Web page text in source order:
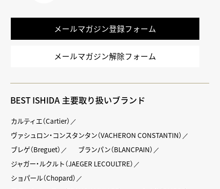
メールマガジン登録フォーム
メールマガジン解除フォーム
BEST ISHIDA 主要取り扱いブランド
カルティエ（Cartier）
ヴァシュロン・コンスタンタン（VACHERON CONSTANTIN）
ブレゲ（Breguet）
ブランパン（BLANCPAIN）
ジャガー・ルクルト（JAEGER LECOULTRE）
ショパール（Chopard）